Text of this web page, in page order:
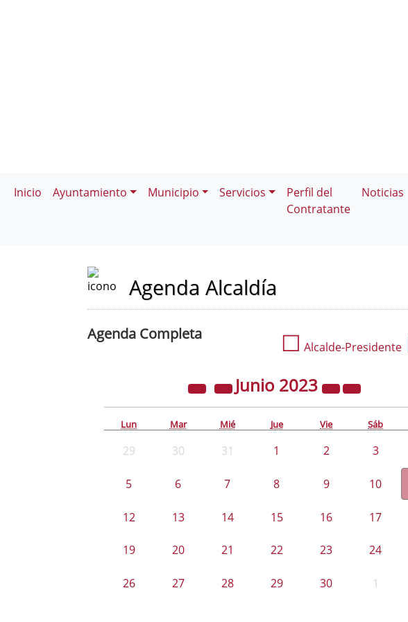
Inicio Ayuntamiento Municipio Servicios
Perfil del
Contratante
Noticias
Agenda Alcaldía
Agenda Completa ☐ Alcalde-Presidente
Junio 2023
Lun Mar Mié Jue Vie Sáb
29 30 31 1 2 3
5 6 7 8 9 10
12 13 14 15 16 17
19 20 21 22 23 24
26 27 28 29 30 1